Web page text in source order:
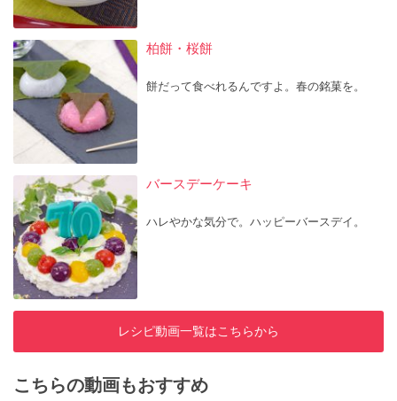
柏餅・桜餅
餅だって食べれるんですよ。春の銘菓を。
バースデーケーキ
ハレやかな気分で。ハッピーバースデイ。
レシピ動画一覧はこちらから
こちらの動画もおすすめ